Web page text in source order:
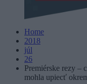
Home
2018
júl
26
Premiérske rezy –
mohla upiecť